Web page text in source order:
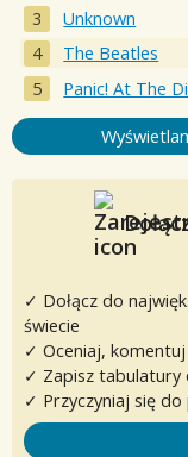
Unknown
The Beatles
Panic! At The
✓ Dołącz do
świecie
✓ Oceniaj,
✓ Zapisz tabulatury
✓ Przyczyniaj się